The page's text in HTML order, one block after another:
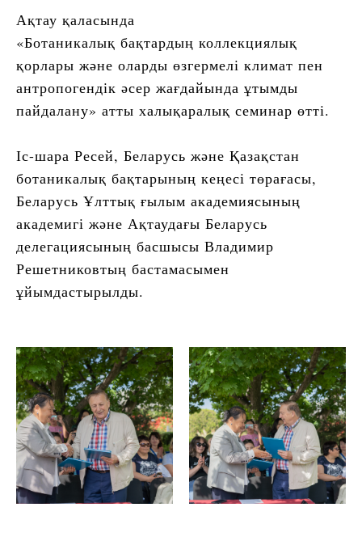
Ақтау қаласында
«Ботаникалық бақтардың коллекциялық
қорлары және оларды өзгермелі климат пен
антропогендік әсер жағдайында ұтымды
пайдалану» атты халықаралық семинар өтті.
Іс-шара Ресей, Беларусь және Қазақстан
ботаникалық бақтарының кеңесі төрағасы,
Беларусь Ұлттық ғылым академиясының
академигі және Ақтаудағы Беларусь
делегациясының басшысы Владимир
Решетниковтың бастамасымен
ұйымдастырылды.